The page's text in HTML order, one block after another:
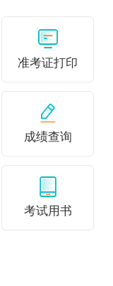
责大赛的组织实
二中、三中全会
改会计法及财会
准考证打印
成绩查询
考试用书